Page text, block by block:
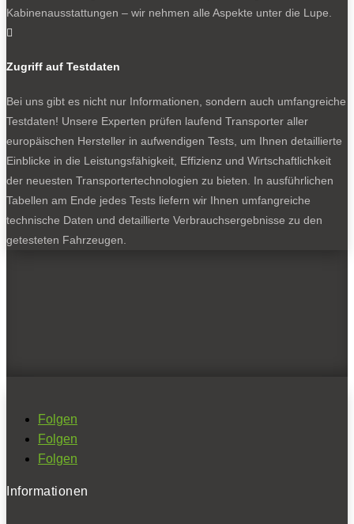
Kabinenausstattungen – wir nehmen alle Aspekte unter die Lupe.

Zugriff auf Testdaten
Bei uns gibt es nicht nur Informationen, sondern auch umfangreiche
Testdaten! Unsere Experten prüfen laufend Transporter aller
europäischen Hersteller in aufwendigen Tests, um Ihnen detaillierte
Einblicke in die Leistungsfähigkeit, Effizienz und Wirtschaftlichkeit
der neuesten Transportertechnologien zu bieten. In ausführlichen
Tabellen am Ende jedes Tests liefern wir Ihnen umfangreiche
technische Daten und detaillierte Verbrauchsergebnisse zu den
getesteten Fahrzeugen.
Folgen
Folgen
Folgen
Informationen